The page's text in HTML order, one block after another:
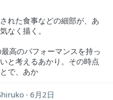
れた食事などの細部が、あ
なく描く。
高のパフォーマンスを持っ
と考えるあかり。その時点
で、あか
6月2日